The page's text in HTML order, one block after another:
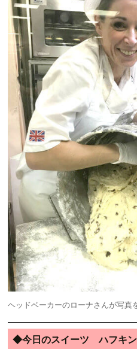
ヘッドベーカーのローナさんが写真
◆今日のスイーツ ハフキン